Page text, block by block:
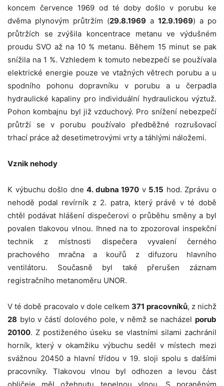
koncem července 1969 od té doby došlo v porubu ke
dvěma plynovým průtržím (29.8.1969 a 12.9.1969) a po
průtržích se zvýšila koncentrace metanu ve výdušném
proudu SVO až na 10 % metanu. Během 15 minut se pak
snížila na 1 %. Vzhledem k tomuto nebezpečí se používala
elektrické energie pouze ve vtažných větrech porubu a u
spodního pohonu dopravníku v porubu a u čerpadla
hydraulické kapaliny pro individuální hydraulickou výztuž.
Pohon kombajnu byl již vzduchový. Pro snížení nebezpečí
průtrží se v porubu používalo předběžné rozrušovací
trhací práce až desetimetrovými vrty a táhlými náložemi.
Vznik nehody
K výbuchu došlo dne4. dubna 1970 v 5.15 hod. Zprávu o
nehodě podal revírník z 2. patra, který právě v té době
chtěl podávat hlášení dispečerovi o průběhu směny a byl
povalen tlakovou vlnou. Ihned na to zpozoroval inspekční
technik z místnosti dispečera vyvalení černého
prachového mračna a kouřů z difuzoru hlavního
ventilátoru. Současně byl také přerušen záznam
registračního metanoměru UNOR.
V té době pracovalo v dole celkem 371 pracovníků, z nichž
28 bylo v částí dolového pole, v němž se nacházel porub
20100. Z postiženého úseku se vlastními silami zachránil
horník, který v okamžiku výbuchu seděl v místech mezi
svážnou 20450 a hlavní třídou v 19. sloji spolu s dalšími
pracovníky. Tlakovou vlnou byl odhozen a levou část